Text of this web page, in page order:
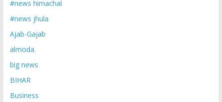
#news himachal
#news jhula
Ajab-Gajab
almoda.
big news
BIHAR
Business